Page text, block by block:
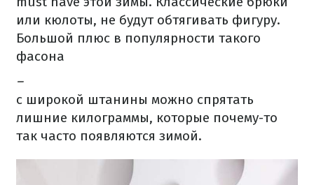
или кюлоты, не будут обтягивать фигуру.
Большой плюс в популярности такого
фасона
–
с широкой штанины можно спрятать
лишние килограммы, которые почему-то
так часто появляются зимой.